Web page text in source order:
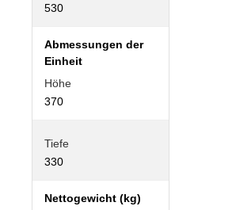
530
Abmessungen der
Einheit
Höhe
370
Tiefe
330
Nettogewicht (kg)